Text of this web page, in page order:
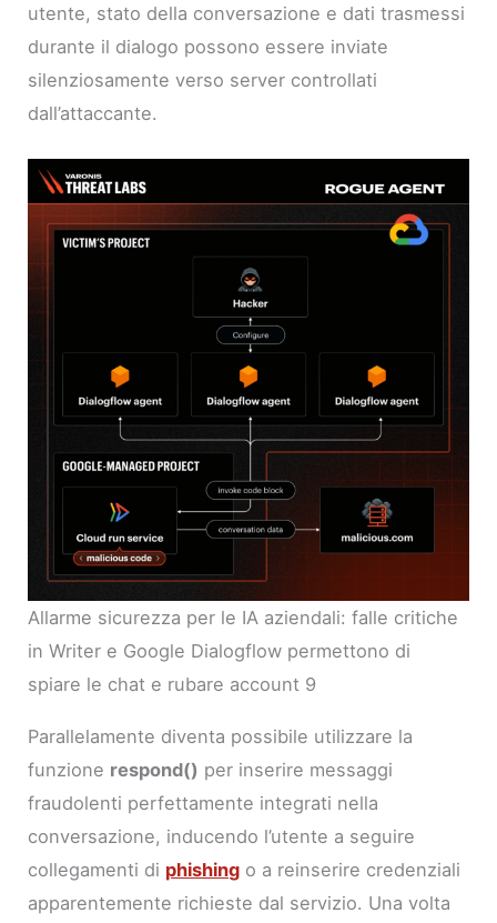
utente, stato della conversazione e dati trasmessi
durante il dialogo possono essere inviate
silenziosamente verso server controllati
dall’attaccante.
Allarme sicurezza per le IA aziendali: falle critiche
in Writer e Google Dialogflow permettono di
spiare le chat e rubare account 9
Parallelamente diventa possibile utilizzare la
funzione respond() per inserire messaggi
fraudolenti perfettamente integrati nella
conversazione, inducendo l’utente a seguire
collegamenti di phishing o a reinserire credenziali
apparentemente richieste dal servizio. Una volta